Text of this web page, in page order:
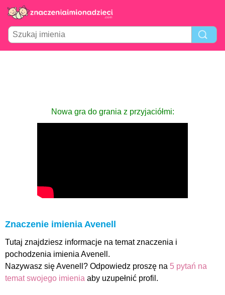
Nowa gra do grania z przyjaciółmi:
Znaczenie imienia Avenell
Tutaj znajdziesz informacje na temat znaczenia i
pochodzenia imienia Avenell.
Nazywasz się Avenell? Odpowiedz proszę na 5 pytań na
temat swojego imienia aby uzupełnić profil.